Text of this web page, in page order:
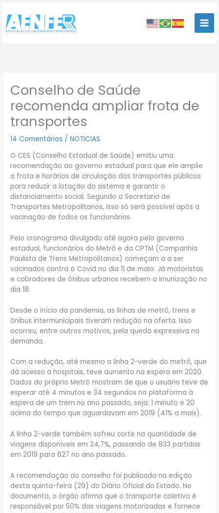
para
conteúdo
Conselho de Saúde
recomenda ampliar frota de
transportes
14 Comentários /NOTICIAS
O CES (Conselho Estadual de Saúde) emitiu uma
recomendação ao governo estadual para que ele amplie
a frota e horários de circulação dos transportes públicos
para reduzir a lotação do sistema e garantir o
distanciamento social. Segundo a Secretaria de
Transportes Metropolitanos, isso só será possível após a
vacinação de todos os funcionários.
Pelo cronograma divulgado até agora pelo governo
estadual, funcionários do Metrô e da CPTM (Companhia
Paulista de Trens Metropolitanos) começam a a ser
vacinados contra a Covid no dia 11 de maio. Já motoristas
e cobradores de ônibus urbanos recebem a imunização no
dia 18.
Desde o início da pandemia, as linhas de metrô, trens e
ônibus intermunicipais tiveram redução na oferta. Isso
ocorreu, entre outros motivos, pela queda expressiva na
demanda.
Com a redução, até mesmo a linha 2-verde do metrô, que
dá acesso a hospitais, teve aumento na espera em 2020.
Dados do próprio Metrô mostram de que o usuário teve de
esperar até 4 minutos e 34 segundos na plataforma à
espera de um trem no ano passado, seja; 1 minuto e 20
acima do tempo que aguardavam em 2019 (41% a mais).
A linha 2-verde também sofreu corte na quantidade de
viagens disponíveis em 24,7%, passando de 833 partidas
em 2019 para 627 no ano passado.
A recomendação do conselho foi publicada na edição
desta quinta-feira (29) do Diário Oficial do Estado. No
documento, o órgão afirma que o transporte coletivo é
responsável por 50% das viagens motorizadas e fornece